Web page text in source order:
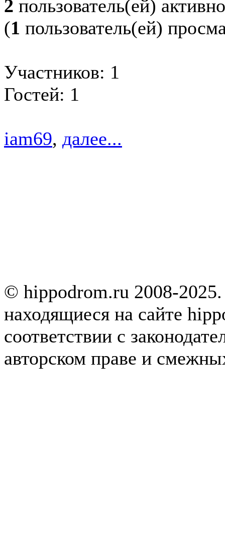
2 пользователь(ей) активно
(1 пользователь(ей)
Участников: 1
Гостей: 1
iam69, далее...
© hippodrom.ru 2008-
находящиеся на сайте
соответствии с
авторском праве и